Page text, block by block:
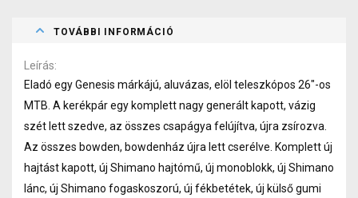
TOVÁBBI INFORMÁCIÓ
Leírás
Eladó egy Genesis márkájú, aluvázas, elöl teleszkópos 26"-os
MTB. A kerékpár egy komplett nagy generált kapott, vázig
szét lett szedve, az összes csapágya felújítva, újra zsírozva.
Az összes bowden, bowdenház újra lett cserélve. Komplett új
hajtást kapott, új Shimano hajtómű, új monoblokk, új Shimano
lánc, új Shimano fogaskoszorú, új fékbetétek, új külső gumi